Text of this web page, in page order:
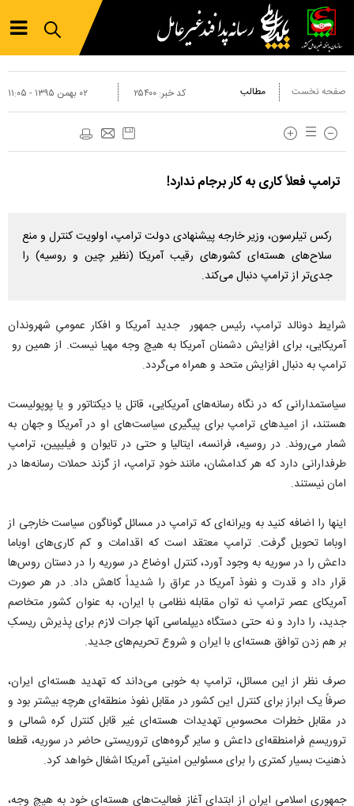
صفحه نخست مطالب ۰۲ بهمن ۱۳۹۵ - ۱۱:۰۵ کد خبر:۲۵۴۰۰
ترامپ فعلاً کاری به کار برجام ندارد!
رکس تیلرسون، وزیر خارجه پیشنهادی دولت ترامپ، اولویت کنترل و منع
سلاح‌های هسته‌ای کشورهای رقیب آمریکا (نظیر چین و روسیه) را
جدی‌تر از ترامپ دنبال می‌کند.
شرایط دونالد ترامپ، رئیس جمهور جدید آمریکا و افکار عمومیِ شهروندان
آمریکایی، برای افزایش دشمنان آمریکا به هیچ وجه مهیا نیست. از همین رو
ترامپ به دنبال افزایش متحد و همراه می‌گردد.
سیاستمدارانی که در نگاه رسانه‌های آمریکایی، قاتل یا دیکتاتور و یا پوپولیست
هستند، از امیدهای ترامپ برای پیگیری سیاست‌های او در آمریکا و جهان به
شمار می‌روند. در روسیه، فرانسه، ایتالیا و حتی در تایوان و فیلیپین، ترامپ
طرفدارانی دارد که هر کدامشان، مانند خودِ ترامپ، از گزند حملات رسانه‌ها در
امان نیستند.
اینها را اضافه کنید به ویرانه‌ای که ترامپ در مسائل گوناگون سیاست خارجی از
اوباما تحویل گرفت. ترامپ معتقد است که اقدامات و کم کاری‌های اوباما
داعش را در سوریه به وجود آورد، کنترل اوضاع در سوریه را در دستان روس‌ها
قرار داد و قدرت و نفوذ آمریکا در عراق را شدیداً کاهش داد. در هر صورت
آمریکای عصر ترامپ نه توان مقابله نظامی با ایران، به عنوان کشور متخاصم
جدید، را دارد و نه حتی دستگاه دیپلماسی آنها جرات لازم برای پذیرش ریسکِ
بر هم زدن توافق هسته‌ای با ایران و شروع تحریم‌های جدید.
صرف نظر از این مسائل، ترامپ به خوبی می‌داند که تهدید هسته‌ای ایران،
صرفاً یک ابراز برای کنترل این کشور در مقابل نفوذ منطقه‌ای هرچه بیشتر بود و
در مقابل خطرات محسوسِ تهدیدات هسته‌ای غیر قابل کنترل کره شمالی و
تروریسمِ فرامنطقه‌ای داعش و سایر گروه‌های تروریستی حاضر در سوریه، قطعا
ذهنیت بسیار کمتری را برای مسئولین امنیتی آمریکا اشغال خواهد کرد.
جمهوری اسلامی ایران از ابتدای آغاز فعالیت‌های هسته‌ای خود به هیچ وجه،